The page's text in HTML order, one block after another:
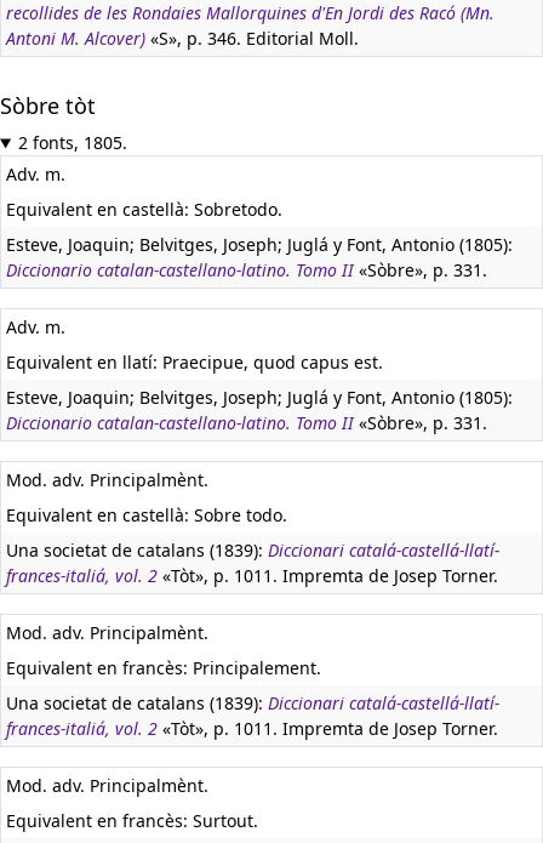
recollides de les Rondaies Mallorquines d'En Jordi des Racó (Mn.
Antoni M. Alcover) «S», p. 346. Editorial Moll.
Sòbre tòt
2 fonts, 1805.
Adv. m.
Equivalent en castellà: Sobretodo.
Esteve, Joaquin; Belvitges, Joseph; Juglá y Font, Antonio (1805):
Diccionario catalan-castellano-latino. Tomo II«Sòbre», p. 331.
Adv. m.
Equivalent en llatí: Praecipue, quod capus est.
Esteve, Joaquin; Belvitges, Joseph; Juglá y Font, Antonio (1805):
Diccionario catalan-castellano-latino. Tomo II«Sòbre», p. 331.
Mod. adv. Principalmènt.
Equivalent en castellà: Sobre todo.
Una societat de catalans (1839): Diccionari catalá-castellá-llatí-
frances-italiá, vol. 2 «Tòt», p. 1011. Impremta de Josep Torner.
Mod. adv. Principalmènt.
Equivalent en francès: Principalement.
Una societat de catalans (1839): Diccionari catalá-castellá-llatí-
frances-italiá, vol. 2 «Tòt», p. 1011. Impremta de Josep Torner.
Mod. adv. Principalmènt.
Equivalent en francès: Surtout.